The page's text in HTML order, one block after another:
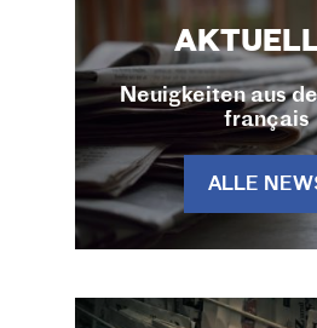
Neuigkeiten aus
français
ALLE